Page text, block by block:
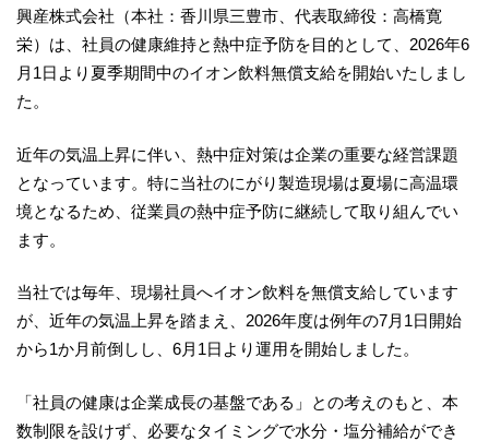
興産株式会社（本社：香川県三豊市、代表取締役：高橋寛
栄）は、社員の健康維持と熱中症予防を目的として、2026年6
月1日より夏季期間中のイオン飲料無償支給を開始いたしまし
た。
近年の気温上昇に伴い、熱中症対策は企業の重要な経営課題
となっています。特に当社のにがり製造現場は夏場に高温環
境となるため、従業員の熱中症予防に継続して取り組んでい
ます。
当社では毎年、現場社員へイオン飲料を無償支給しています
が、近年の気温上昇を踏まえ、2026年度は例年の7月1日開始
から1か月前倒しし、6月1日より運用を開始しました。
「社員の健康は企業成長の基盤である」との考えのもと、本
数制限を設けず、必要なタイミングで水分・塩分補給ができ